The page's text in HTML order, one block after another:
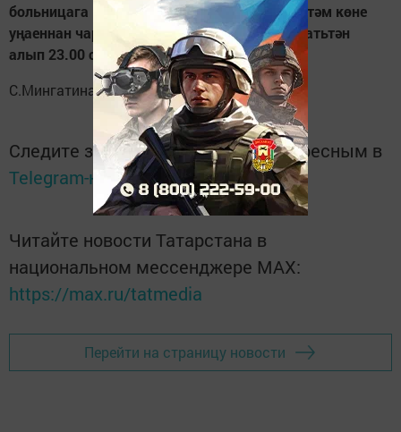
больницага кадәрге аралык, Кайгы һәм матәм көне
уңаеннан чара уздырылу сәбәпле, 21.00 сәгатьтән
алып 23.00 сәгатькә кадәр ябык булачак.
С.Мингатина фотосы
Следите за самым важным и интересным в
Telegram-канале Татмедиа
Читайте новости Татарстана в
национальном мессенджере MАХ:
https://max.ru/tatmedia
Перейти на страницу новости